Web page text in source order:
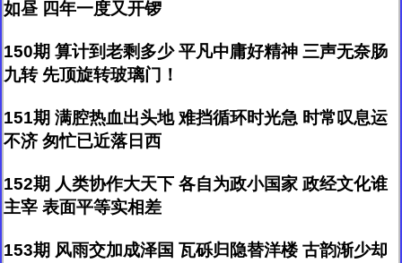
如昼 四年一度又开锣
150期 算计到老剩多少 平凡中庸好精神 三声无奈肠
九转 先顶旋转玻璃门！
151期 满腔热血出头地 难挡循环时光急 时常叹息运
不济 匆忙已近落日西
152期 人类协作大天下 各自为政小国家 政经文化谁
主宰 表面平等实相差
153期 风雨交加成泽国 瓦砾归隐替洋楼 古韵渐少却